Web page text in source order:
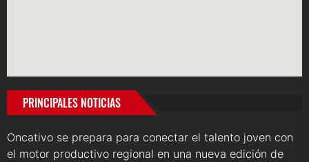
PRINCIPALES NOTICIAS
Oncativo se prepara para conectar el talento joven con
el motor productivo regional en una nueva edición de